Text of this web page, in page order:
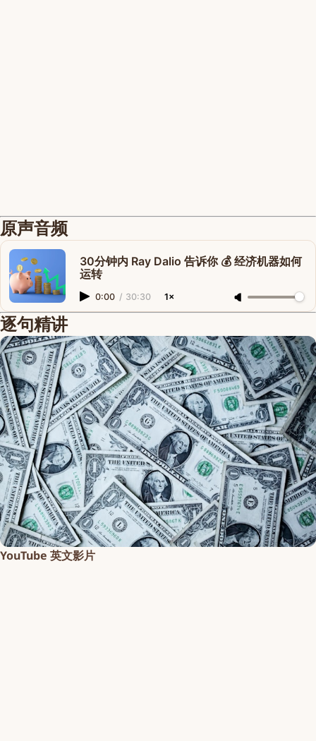
原声音频
30分钟内 Ray Dalio 告诉你 💰 经济机器如何
运转
0:00 / 30:30 1×
逐句精讲
YouTube 英文影片